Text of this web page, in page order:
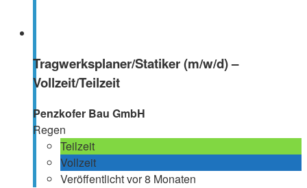
Tragwerksplaner/Statiker (m/w/d) –
Vollzeit/Teilzeit
Penzkofer Bau GmbH
Regen
Teilzeit
Vollzeit
Veröffentlicht vor 8 Monaten